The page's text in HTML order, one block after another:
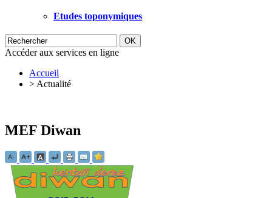
Etudes toponymiques
Accéder aux services en ligne
Accueil
> Actualité
MEF Diwan